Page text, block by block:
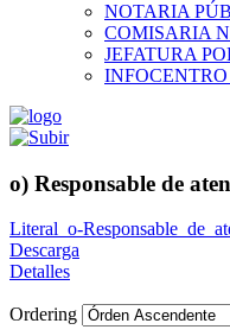
NOTARIA
COMISARIA
JEFATURA
o) Responsable de
Literal_o-
Descarga
Detalles
Ordering